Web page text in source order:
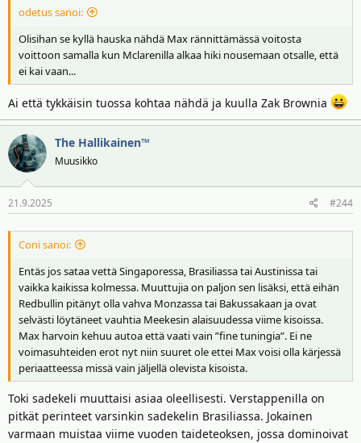
odetus sanoi:
Olisihan se kyllä hauska nähdä Max rännittämässä voitosta
voittoon samalla kun Mclarenilla alkaa hiki nousemaan otsalle, että
ei kai vaan...
Ai että tykkäisin tuossa kohtaa nähdä ja kuulla Zak Brownia
The Hallikainen™
Muusikko
21.9.2025 #244
Coni sanoi:
Entäs jos sataa vettä Singaporessa, Brasiliassa tai Austinissa tai
vaikka kaikissa kolmessa. Muuttujia on paljon sen lisäksi, että eihän
Redbullin pitänyt olla vahva Monzassa tai Bakussakaan ja ovat
selvästi löytäneet vauhtia Meekesin alaisuudessa viime kisoissa.
Max harvoin kehuu autoa että vaati vain ”fine tuningia”. Ei ne
voimasuhteiden erot nyt niin suuret ole ettei Max voisi olla kärjessä
periaatteessa missä vain jäljellä olevista kisoista.
Toki sadekeli muuttaisi asiaa oleellisesti. Verstappenilla on
pitkät perinteet varsinkin sadekelin Brasiliassa. Jokainen
varmaan muistaa viime vuoden taideteoksen, jossa dominoivat